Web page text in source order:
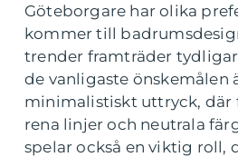
Göteborgare har olika
kommer till
trender framträder
de vanligaste önskemålen
minimalistiskt uttryck, där
rena linjer och neutrala
spelar också en viktig roll,